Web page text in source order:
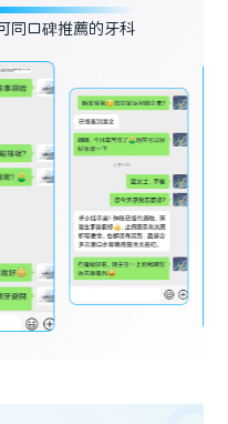
同口碑推薦的牙科